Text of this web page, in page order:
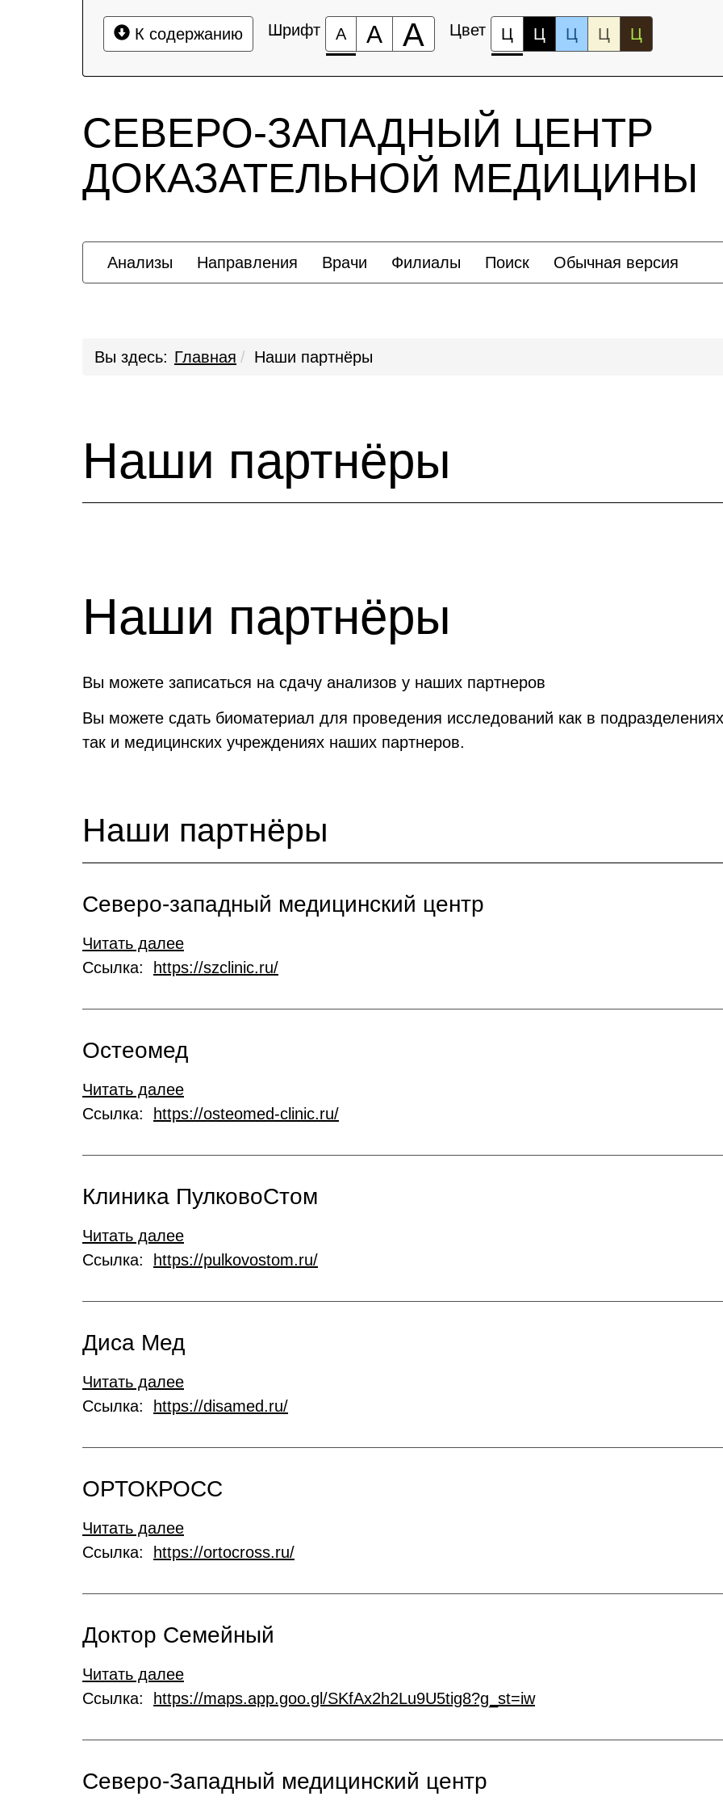
К содержанию Шрифт А А А Цвет Ц Ц Ц Ц Ц
СЕВЕРО-ЗАПАДНЫЙ ЦЕНТР
ДОКАЗАТЕЛЬНОЙ МЕДИЦИНЫ
Анализы Направления Врачи Филиалы Поиск Обычная версия
Вы здесь: Главная Наши партнёры
Наши партнёры
Наши партнёры
Вы можете записаться на сдачу анализов у наших партнеров
Вы можете сдать биоматериал для проведения исследований как в
так и медицинских учреждениях наших партнеров.
Наши партнёры
Северо-западный медицинский центр
Читать далее
Ссылка:
https://szclinic.ru/
Остеомед
Читать далее
Ссылка:
https://osteomed-clinic.ru/
Клиника ПулковоСтом
Читать далее
Ссылка:
https://pulkovostom.ru/
Диса Мед
Читать далее
Ссылка:
https://disamed.ru/
ОРТОКРОСС
Читать далее
Ссылка:
https://ortocross.ru/
Доктор Семейный
Читать далее
Ссылка:
https://maps.app.goo.gl/SKfAx2h2Lu9U5tig8?g_st=iw
Северо-Западный медицинский центр